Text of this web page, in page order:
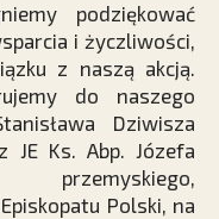
podziękować
i życzliwości,
z naszą akcją.
do naszego
Dziwisza
JE Ks. Abp. Józefa
Polski, na